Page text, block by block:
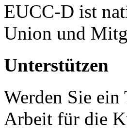
EUCC-D ist
Union und
Unterstützen
Werden Sie ein
Arbeit für die